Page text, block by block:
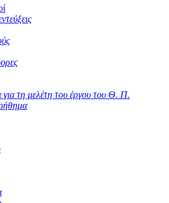
για τη μελέτη του έργου του Θ. Π.